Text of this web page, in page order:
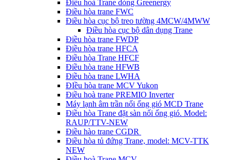
Điều hoà Trane dòng Greenergy
Điều hòa trane FWC
Điều hòa cục bộ treo tường 4MCW/4MWW
Điều hòa cục bộ dân dụng Trane
Điều hòa trane FWDP
Điều hòa trane HFCA
Điều hòa Trane HFCF
Điều hòa trane HFWB
Điều hòa trane LWHA
ĐIều hòa trane MCV Yukon
Điều hoà trane PREMIO Inverter
Máy lạnh âm trần nối ống gió MCD Trane
Điều hòa Trane đặt sàn nối ống gió. Model:
RAUP/TTV-NEW
Điều hào trane CGDR
Điều hòa tủ đứng Trane, model: MCV-TTK
NEW